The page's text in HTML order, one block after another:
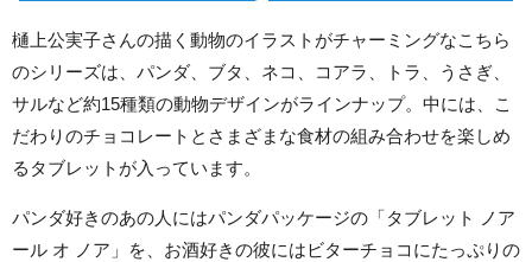
樋上公実子さんの描く動物のイラストがチャーミングなこちら
のシリーズは、パンダ、ブタ、ネコ、コアラ、トラ、うさぎ、
サルなど約15種類の動物デザインがラインナップ。中には、こ
だわりのチョコレートとさまざまな食材の組み合わせを楽しめ
るタブレットが入っています。
パンダ好きのあの人にはパンダパッケージの「タブレット ノア
ール オ ノア」を、お酒好きの彼にはビターチョコにたっぷりの